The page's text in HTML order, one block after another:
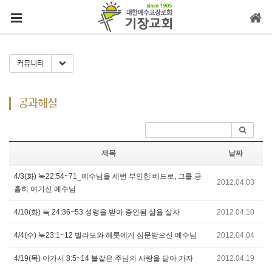
커뮤니티 Toggle Dropdown
공과해설
제목 날짜
4/3(화) 눅22:54~71_예수님을 세번 부인한 베드로, 그를 긍
휼히 여기신 예수님
2012.04.03
4/10(화) 눅 24:36~53 성령을 받아 증인됨 삶을 살자 2012.04.10
4/4(수) 눅23:1~12 빌라도와 헤롯에게 심문받으신 예수님 2012.04.04
4/19(목) 아가서 8:5~14 불같은 주님의 사랑을 닮아 가자 2012.04.19